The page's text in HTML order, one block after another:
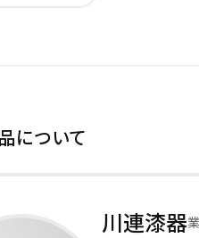
について
川連漆器